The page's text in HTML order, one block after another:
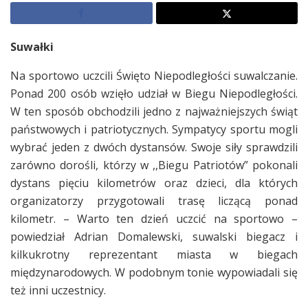
Suwałki
Na sportowo uczcili Święto Niepodległości suwalczanie.
Ponad 200 osób wzięło udział w Biegu Niepodległości.
W ten sposób obchodzili jedno z najważniejszych świąt
państwowych i patriotycznych. Sympatycy sportu mogli
wybrać jeden z dwóch dystansów. Swoje siły sprawdzili
zarówno dorośli, którzy w ,,Biegu Patriotów” pokonali
dystans pięciu kilometrów oraz dzieci, dla których
organizatorzy przygotowali trasę liczącą ponad
kilometr. – Warto ten dzień uczcić na sportowo –
powiedział Adrian Domalewski, suwalski biegacz i
kilkukrotny reprezentant miasta w biegach
międzynarodowych. W podobnym tonie wypowiadali się
też inni uczestnicy.